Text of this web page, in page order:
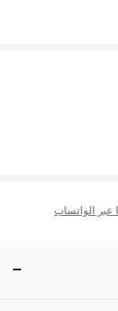
عبر الواتساب